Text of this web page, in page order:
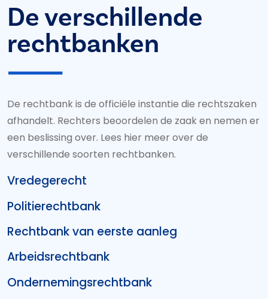
De verschillende
rechtbanken
De rechtbank is de officiële instantie die rechtszaken
afhandelt. Rechters beoordelen de zaak en nemen er
een beslissing over. Lees hier meer over de
verschillende soorten rechtbanken.
Vredegerecht
Politierechtbank
Rechtbank van eerste aanleg
Arbeidsrechtbank
Ondernemingsrechtbank